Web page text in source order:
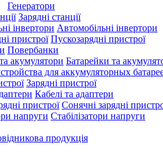
Генератори
Зарядні станції
Автомобільні інвертори
Пускозарядні пристрої
Повербанки
Батарейки та
Зарядні пристрої
Кабелі та адаптери
Сонячні зарядні
Стабілізатори напруги
продукція